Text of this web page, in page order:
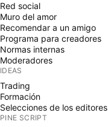
Red social
Muro del amor
Recomendar a un amigo
Programa para creadores
Normas internas
Moderadores
IDEAS
Trading
Formación
Selecciones de los editores
PINE SCRIPT